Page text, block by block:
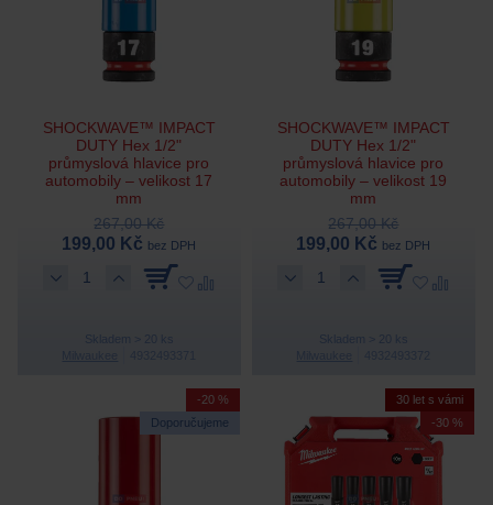
SHOCKWAVE™ IMPACT
DUTY Hex 1/2"
průmyslová hlavice pro
automobily – velikost 17
mm
267,00 Kč
199,00 Kč bez DPH
Skladem > 20 ks
SHOCKWAVE™ IMPACT
DUTY Hex 1/2"
průmyslová hlavice pro
automobily – velikost 19
mm
267,00 Kč
199,00 Kč bez DPH
Skladem > 20 ks
Doporučujeme
-20 %
30 let s vámi
-30 %